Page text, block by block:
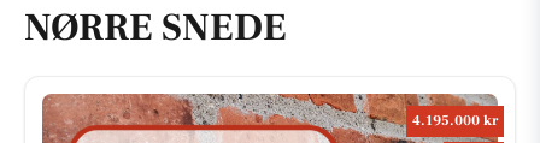
NØRRE SNEDE
4.195.000 kr